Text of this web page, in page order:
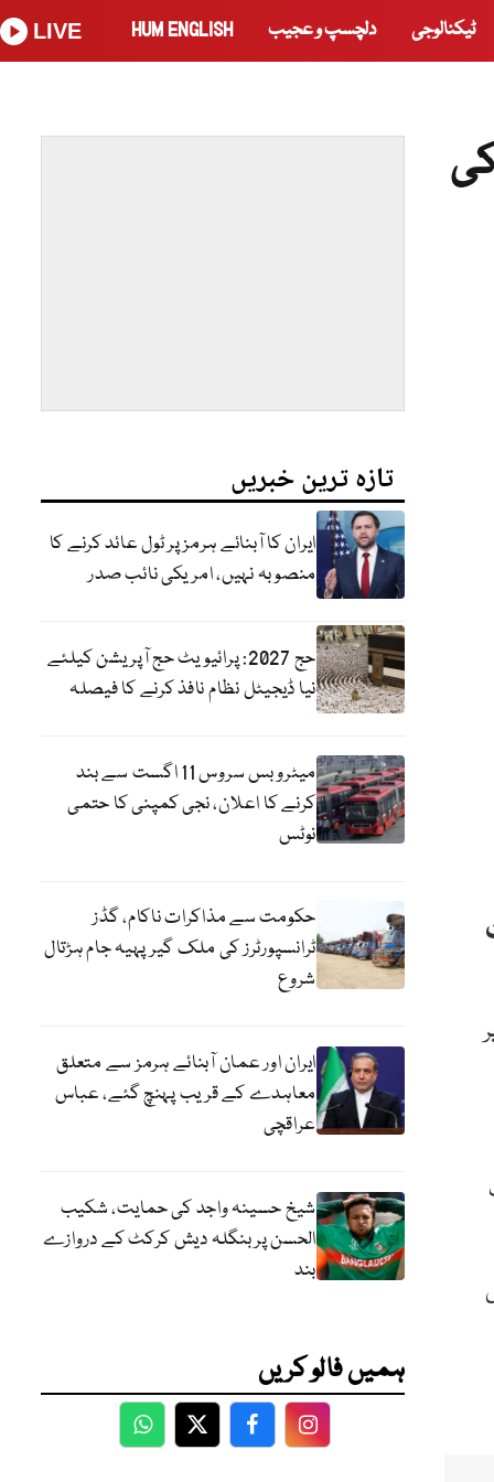
ٹیکنالوجی دلچسپ و عجیب HUM ENGLISH
LIVE
تازہ ترین خبریں
ایران کا آبنائے ہرمز پر ٹول عائد کرنے کا
منصوبہ نہیں، امریکی نائب صدر
حج 2027: پرائیویٹ حج آپریشن کیلئے
نیا ڈیجیٹل نظام نافذ کرنے کا فیصلہ
میٹرو بس سروس 11 اگست سے بند
کرنے کا اعلان، نجی کمپنی کا حتمی
نوٹس
حکومت سے مذاکرات ناکام، گڈز
ٹرانسپورٹرز کی ملک گیر پہیہ جام ہڑتال
شروع
ایران اور عمان آبنائے ہرمز سے متعلق
معاہدے کے قریب پہنچ گئے، عباس
عراقچی
شیخ حسینہ واجد کی حمایت، شکیب
الحسن پر بنگلہ دیش کرکٹ کے دروازے
بند
ہمیں فالو کریں
WhatsApp
TwitterFacebookFacebook